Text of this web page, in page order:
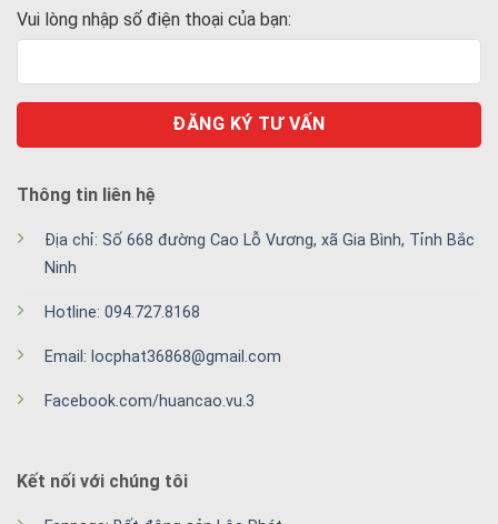
Thông tin liên hệ
Địa chỉ: Số 668 đường Cao Lỗ Vương, xã Gia Bình, Tỉnh Bắc
Ninh
Hotline: 094.727.8168
Email: locphat36868@gmail.com
Facebook.com/huancao.vu.3
Kết nối với chúng tôi
Vui lòng nhập số điện thoại của bạn: